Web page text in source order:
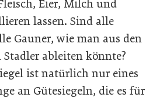
Eier, Milch und
lassen. Sind alle
Gauner, wie man aus den
ableiten könnte?
ist natürlich nur eines
an Gütesiegeln, die es für